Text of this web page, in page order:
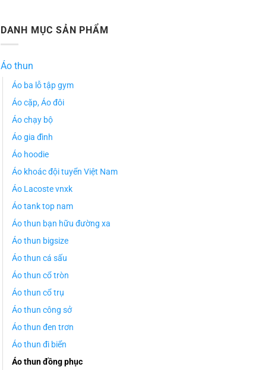
DANH MỤC SẢN PHẨM
Áo thun
Áo ba lỗ tập gym
Áo cặp, Áo đôi
Áo chạy bộ
Áo gia đình
Áo hoodie
Áo khoác đội tuyển Việt Nam
Áo Lacoste vnxk
Áo tank top nam
Áo thun bạn hữu đường xa
Áo thun bigsize
Áo thun cá sấu
Áo thun cổ tròn
Áo thun cổ trụ
Áo thun công sở
Áo thun đen trơn
Áo thun đi biển
Áo thun đồng phục